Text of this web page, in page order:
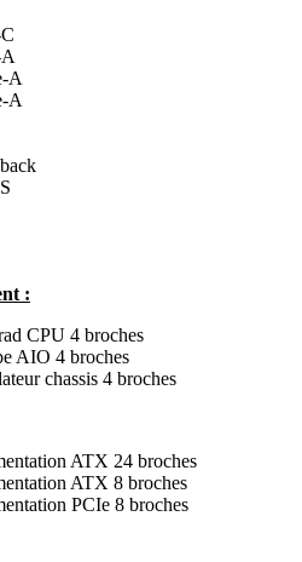
A
A
:
CPU 4 broches
AIO 4 broches
chassis 4 broches
ATX 24 broches
ATX 8 broches
PCIe 8 broches